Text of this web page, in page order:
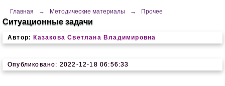
Главная → Методические материалы → Прочее
Ситуационные задачи
Автор: Казакова Светлана Владимировна
Опубликовано: 2022-12-18 06:56:33